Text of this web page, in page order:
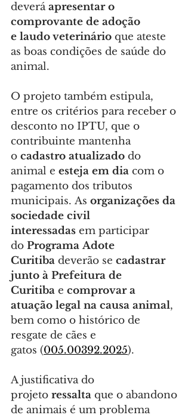
deverá apresentar o
comprovante de adoção
e laudo veterinário que ateste
as boas condições de saúde do
animal.
O projeto também estipula,
entre os critérios para receber o
desconto no IPTU, que o
contribuinte mantenha
o cadastro atualizado do
animal e esteja em dia com o
pagamento dos tributos
municipais. As organizações da
sociedade civil
interessadas em participar
do Programa Adote
Curitiba deverão se cadastrar
junto à Prefeitura de
Curitiba e comprovar a
atuação legal na causa animal,
bem como o histórico de
resgate de cães e
gatos (005.00392.2025).
A justificativa do
projeto ressalta que o abandono
de animais é um problema